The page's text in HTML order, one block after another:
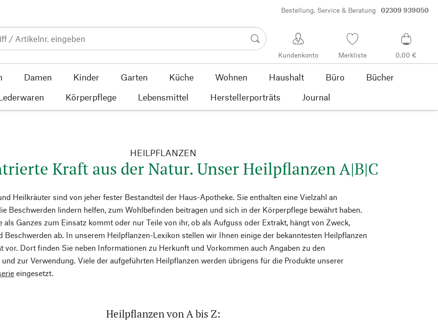
Bestellung, Service & Beratung 02309 939050
Kundenkonto Merkliste 0,00 €
Damen Kinder Garten Küche Wohnen Haushalt Büro
Bücher
Körperpflege Lebensmittel Herstellerporträts Journal
HEILPFLANZEN
Kraft aus der Natur. Unser Heilpflanzen A|B|C
Heilkräuter sind von jeher fester Bestandteil der Haus-Apotheke. Sie enthalten eine Vielzahl an
Beschwerden lindern helfen, zum Wohlbefinden beitragen und sich in der Körperpflege bewährt haben.
als Ganzes zum Einsatz kommt oder nur Teile von ihr, ob als Aufguss oder Extrakt, hängt von Zweck,
Beschwerden ab. In unserem Heilpflanzen-Lexikon stellen wir Ihnen einige der bekanntesten Heilpflanzen
vor. Dort finden Sie neben Informationen zu Herkunft und Vorkommen auch Angaben zu den
zur Verwendung. Viele der aufgeführten Heilpflanzen werden übrigens für die Produkte unserer
eingesetzt.
Heilpflanzen von A bis Z: